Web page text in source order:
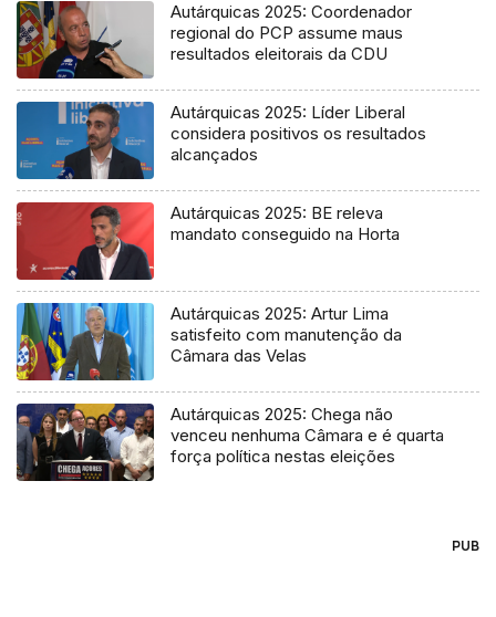
Autárquicas 2025: Coordenador
regional do PCP assume maus
resultados eleitorais da CDU
Autárquicas 2025: Líder Liberal
considera positivos os resultados
alcançados
Autárquicas 2025: BE releva
mandato conseguido na Horta
Autárquicas 2025: Artur Lima
satisfeito com manutenção da
Câmara das Velas
Autárquicas 2025: Chega não
venceu nenhuma Câmara e é quarta
força política nestas eleições
PUB